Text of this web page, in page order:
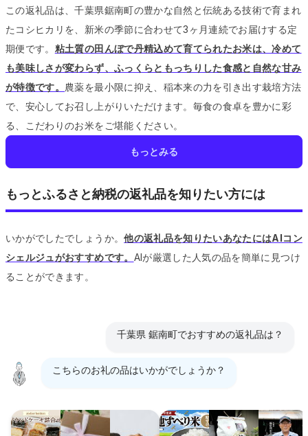
この返礼品は、千葉県鋸南町の豊かな自然と伝統ある技術で育まれ
たコシヒカリを、新米の季節に合わせて3ヶ月連続でお届けする定
期便です。 粘土質の田んぼで丹精込めて育てられたお米は、冷めて
も美味しさが変わらず、ふっくらともっちりした食感と自然な甘み
が特徴です。 農薬を最小限に抑え、稲本来の力を引き出す栽培方法
で、安心してお召し上がりいただけます。 毎食の食卓を豊かに彩
る、こだわりのお米をご堪能ください。
もっとみる
もっとふるさと納税の返礼品を知りたい方には
いかがでしたでしょうか。他の返礼品を知りたいあなたにはAIコン
シェルジュがおすすめです。 AIが厳選した人気の品を簡単に見つけ
ることができます。
千葉県 鋸南町でおすすめの返礼品は？
こちらのお礼の品はいかがでしょうか？